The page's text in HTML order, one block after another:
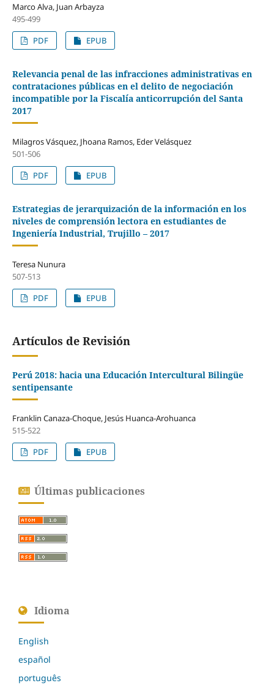
Marco Alva, Juan Arbayza
495-499
PDF
EPUB
Relevancia penal de las infracciones administrativas en
contrataciones públicas en el delito de negociación
incompatible por la Fiscalía anticorrupción del Santa
2017
Milagros Vásquez, Jhoana Ramos, Eder Velásquez
501-506
PDF
EPUB
Estrategias de jerarquización de la información en los
niveles de comprensión lectora en estudiantes de
Ingeniería Industrial, Trujillo – 2017
Teresa Nunura
507-513
PDF
EPUB
Artículos de Revisión
Perú 2018: hacia una Educación Intercultural Bilingüe
sentipensante
Franklin Canaza-Choque, Jesús Huanca-Arohuanca
515-522
PDF
EPUB
Últimas publicaciones
Idioma
English
español
português